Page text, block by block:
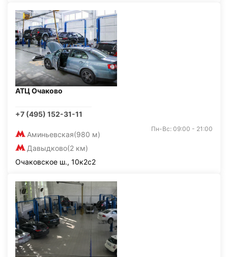
АТЦ Очаково
+7 (495) 152-31-11
Аминьевская(980 м)
Давыдково(2 км)
Пн-Вс: 09:00 - 21:00
Очаковское ш., 10к2с2